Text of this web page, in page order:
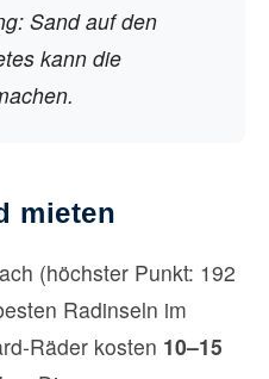
Sand auf den
kann die
mieten
(höchster Punkt: 192
Radinseln im
Räder kosten 10–15